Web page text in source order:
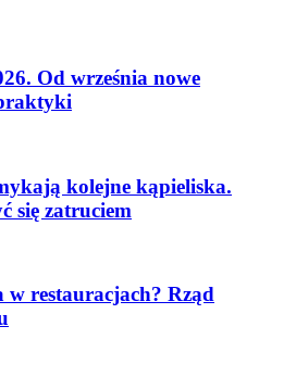
Od września nowe
kolejne kąpieliska.
się zatruciem
restauracjach? Rząd